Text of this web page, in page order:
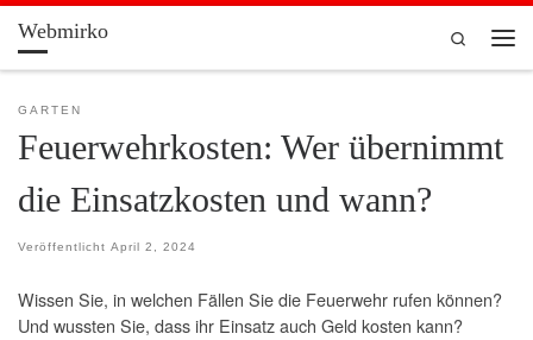
Zum Inhalt springen
Webmirko
Search
GARTEN
Feuerwehrkosten: Wer übernimmt
die Einsatzkosten und wann?
Veröffentlicht April 2, 2024
Wissen Sie, in welchen Fällen Sie die Feuerwehr rufen können?
Und wussten Sie, dass ihr Einsatz auch Geld kosten kann?